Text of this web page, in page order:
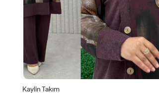
Kaylin Takım